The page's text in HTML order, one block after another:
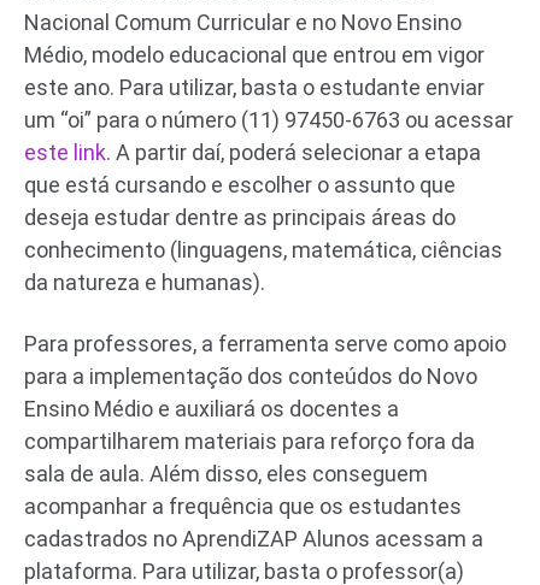
Nacional Comum Curricular e no Novo Ensino
Médio, modelo educacional que entrou em vigor
este ano. Para utilizar, basta o estudante enviar
um “oi” para o número (11) 97450-6763 ou acessar
este link. A partir daí, poderá selecionar a etapa
que está cursando e escolher o assunto que
deseja estudar dentre as principais áreas do
conhecimento (linguagens, matemática, ciências
da natureza e humanas).
Para professores, a ferramenta serve como apoio
para a implementação dos conteúdos do Novo
Ensino Médio e auxiliará os docentes a
compartilharem materiais para reforço fora da
sala de aula. Além disso, eles conseguem
acompanhar a frequência que os estudantes
cadastrados no AprendiZAP Alunos acessam a
plataforma. Para utilizar, basta o professor(a)